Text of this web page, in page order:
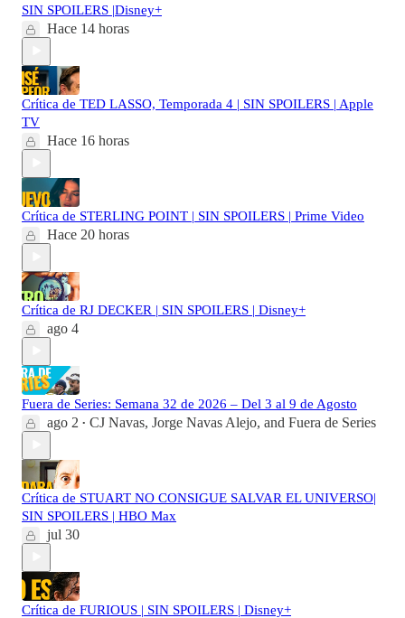
SIN SPOILERS |Disney+
Hace 14 horas
Crítica de TED LASSO, Temporada 4 | SIN SPOILERS | Apple
TV
Hace 16 horas
Crítica de STERLING POINT | SIN SPOILERS | Prime Video
Hace 20 horas
Crítica de RJ DECKER | SIN SPOILERS | Disney+
ago 4
Fuera de Series: Semana 32 de 2026 – Del 3 al 9 de Agosto
ago 2 • CJ Navas, Jorge Navas Alejo, and Fuera de Series
Crítica de STUART NO CONSIGUE SALVAR EL UNIVERSO|
SIN SPOILERS | HBO Max
jul 30
Crítica de FURIOUS | SIN SPOILERS | Disney+